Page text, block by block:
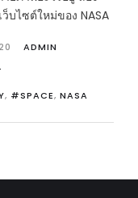
บไซต์ใหม่ของ NASA
ADMIN
, #SPACE, NASA